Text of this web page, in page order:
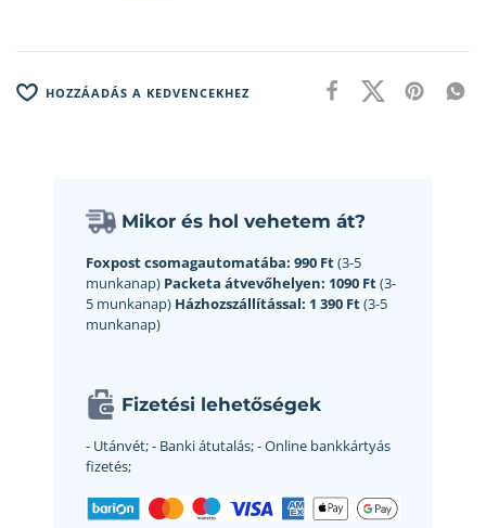
HOZZÁADÁS A KEDVENCEKHEZ
Mikor és hol vehetem át?
Foxpost csomagautomatába: 990 Ft(3-5
munkanap) Packeta átvevőhelyen: 1090 Ft(3-
5 munkanap) Házhozszállítással: 1 390 Ft(3-5
munkanap)
Fizetési lehetőségek
- Utánvét;- Banki átutalás;- Online bankkártyás
fizetés;